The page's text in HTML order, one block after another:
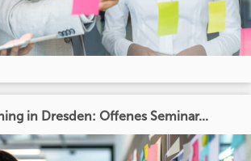
in Dresden: Offenes Seminar...